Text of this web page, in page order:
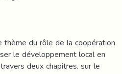
thème du rôle de la coopération
le développement local en
deux chapitres. sur le